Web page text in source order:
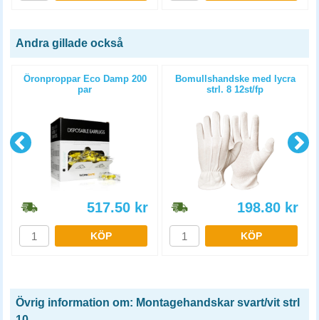
Andra gillade också
Öronproppar Eco Damp 200
par
517.50 kr
KÖP
Bomullshandske med lycra
strl. 8 12st/fp
198.80 kr
KÖP
Övrig information om: Montagehandskar svart/vit strl